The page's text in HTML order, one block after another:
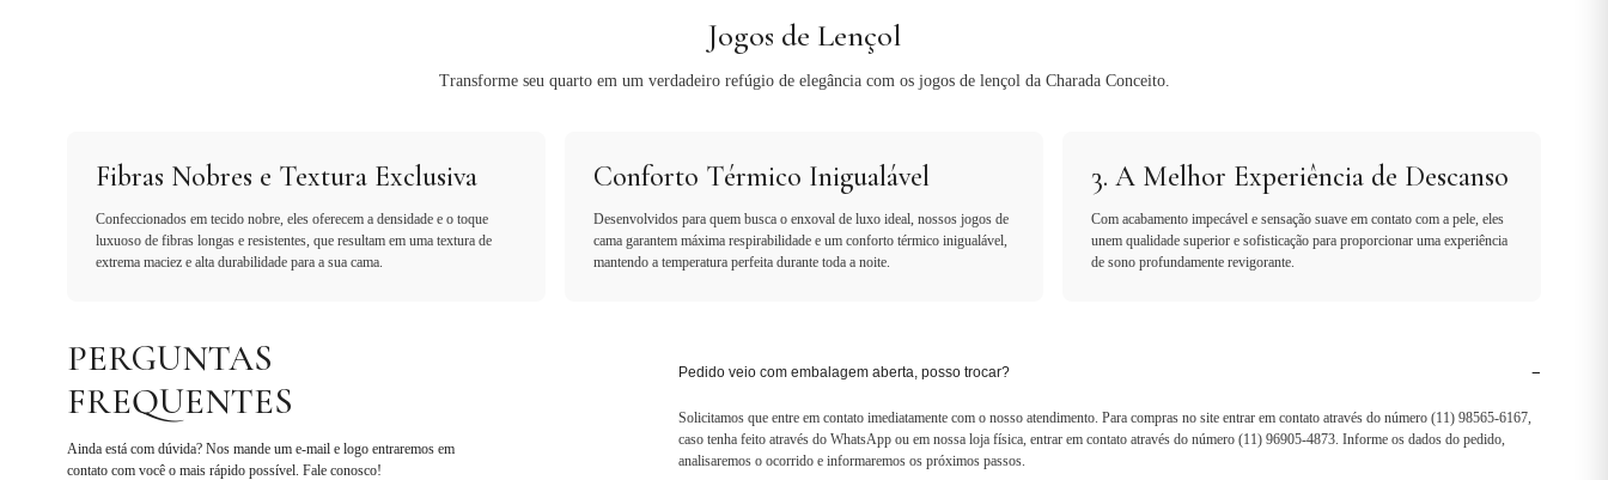
Jogos de Lençol
Transforme seu quarto em um verdadeiro refúgio de elegância com os jogos de lençol da Charada Conceito.
Fibras Nobres e Textura Exclusiva
Confeccionados em tecido nobre, eles oferecem a densidade e o toque
luxuoso de fibras longas e resistentes, que resultam em uma textura de
extrema maciez e alta durabilidade para a sua cama.
Conforto Térmico Inigualável
Desenvolvidos para quem busca o enxoval de luxo ideal, nossos jogos de
cama garantem máxima respirabilidade e um conforto térmico inigualável,
mantendo a temperatura perfeita durante toda a noite.
3. A Melhor Experiência de Descanso
Com acabamento impecável e sensação suave em contato com a pele, eles
unem qualidade superior e sofisticação para proporcionar uma experiência
de sono profundamente revigorante.
PERGUNTAS
FREQUENTES
Ainda está com dúvida? Nos mande um e-mail e logo entraremos em
contato com você o mais rápido possível. Fale conosco!
Pedido veio com embalagem aberta, posso trocar? −
Solicitamos que entre em contato imediatamente com o nosso atendimento. Para compras no site entrar em contato através do número (11) 98565-6167,
caso tenha feito através do WhatsApp ou em nossa loja física, entrar em contato através do número (11) 96905-4873. Informe os dados do pedido,
analisaremos o ocorrido e informaremos os próximos passos.